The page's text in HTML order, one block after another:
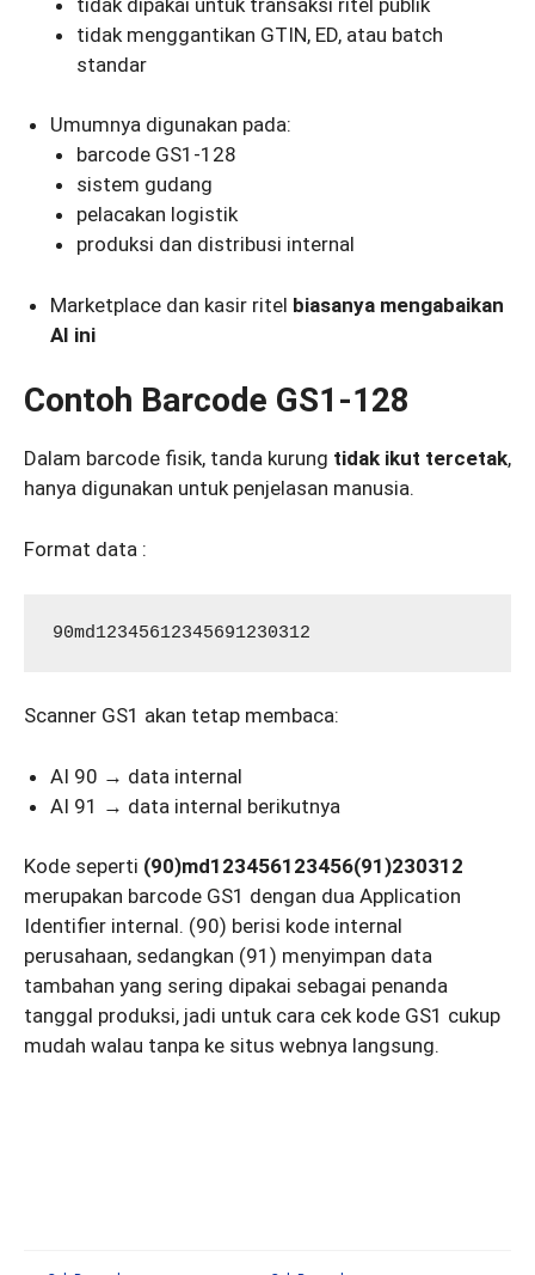
tidak menggantikan GTIN, ED, atau batch
standar
Umumnya digunakan pada:
barcode GS1-128
sistem gudang
pelacakan logistik
produksi dan distribusi internal
Marketplace dan kasir ritel biasanya mengabaikan
AI ini
Contoh Barcode GS1-128
Dalam barcode fisik, tanda kurung tidak ikut tercetak,
hanya digunakan untuk penjelasan manusia.
Format data :
Scanner GS1 akan tetap membaca:
AI 90 → data internal
AI 91 → data internal berikutnya
Kode seperti (90)md123456123456(91)230312
merupakan barcode GS1 dengan dua Application
Identifier internal. (90) berisi kode internal
perusahaan, sedangkan (91) menyimpan data
tambahan yang sering dipakai sebagai penanda
tanggal produksi, jadi untuk cara cek kode GS1 cukup
mudah walau tanpa ke situs webnya langsung.